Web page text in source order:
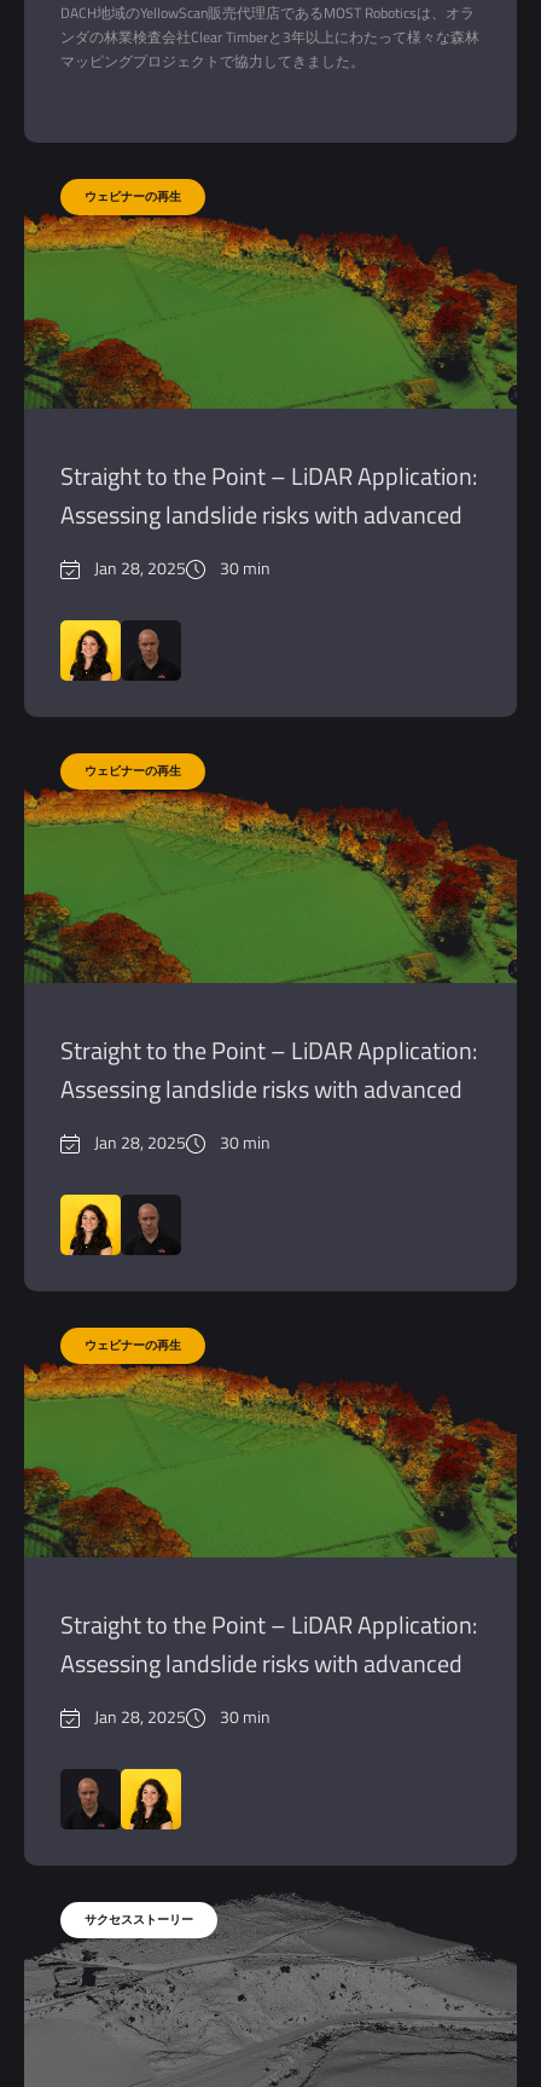
DACH地域のYellowScan販売代理店であるMOST Roboticsは、オラ
ンダの林業検査会社Clear Timberと3年以上にわたって様々な森林
マッピングプロジェクトで協力してきました。
Straight to the Point – LiDAR Application:
Assessing landslide risks with advanced
LiDAR.Jan 28, 2025 30 min
Straight to the Point – LiDAR Application:
Assessing landslide risks with advanced
LiDAR.Jan 28, 2025 30 min
Straight to the Point – LiDAR Application:
Assessing landslide risks with advanced
LiDARJan 28, 2025 30 min